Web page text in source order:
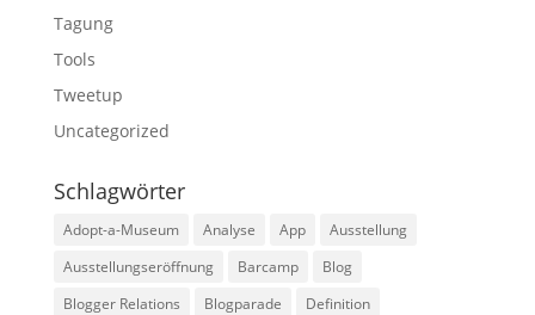
Tagung
Tools
Tweetup
Uncategorized
Schlagwörter
Adopt-a-Museum Analyse App
Ausstellung
Ausstellungseröffnung
Barcamp
Blog
Blogger Relations
Blogparade
Definition